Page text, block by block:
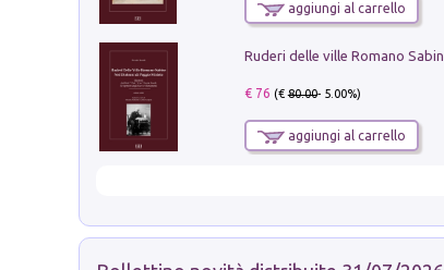
aggiungi al carrello
€ 76 (€80.00- 5.00%)
aggiungi al carrello